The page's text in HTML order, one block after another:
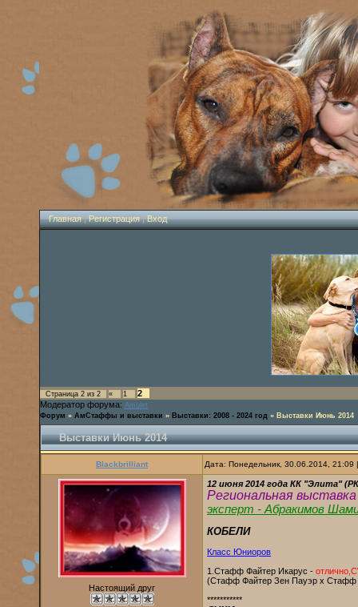
Главная|Регистрация|Вход
Страница 2 из 2 « 1
2
Модератор форума: Amulet
Форум » АмСтаффы и выставки » Выставки: 2008 - 2024 год » Выставки Июнь 2014
Выставки Июнь 2014
Blackbrilliant Дата: Понедельник, 30.06.2014,
Настоящий друг
12 июня 2014 года КК "Элита"
Региональная
эксперт - Абракимов
КОБЕЛИ
Класс Юниоров
1.Стафф Файтер Икарус -
(Стафф Файтер Зен Пауэр х Стафф
***********